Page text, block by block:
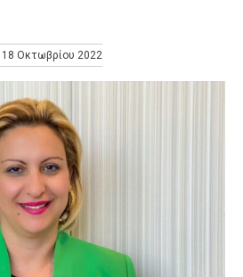
18 Οκτωβρίου 2022